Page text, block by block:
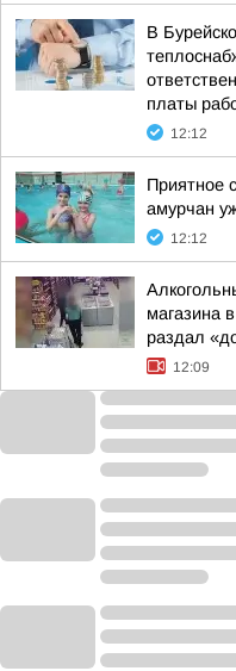
В
платы
12:12
Приятное
амурчан
12:12
магазина
раздал
12:09